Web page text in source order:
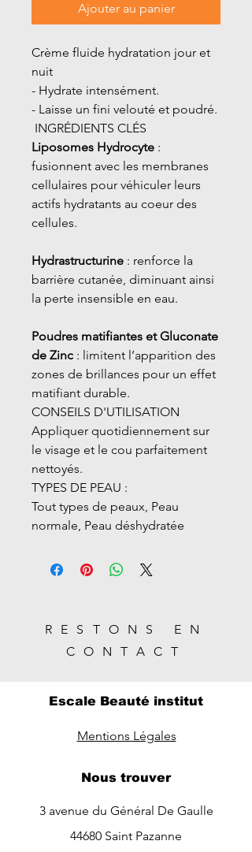
Ajouter au panier
Crème fluide hydratation jour et
nuit
- Hydrate intensément.
- Laisse un fini velouté et poudré.
INGRÉDIENTS CLÉS
Liposomes Hydrocyte :
fusionnent avec les membranes
cellulaires pour véhiculer leurs
actifs hydratants au coeur des
cellules.
Hydrastructurine : renforce la
barrière cutanée, diminuant ainsi
la perte insensible en eau.
Poudres matifiantes et Gluconate
de Zinc : limitent l’apparition des
zones de brillances pour un effet
matifiant durable.
CONSEILS D'UTILISATION
Appliquer quotidiennement sur
le visage et le cou parfaitement
nettoyés.
TYPES DE PEAU :
Tout types de peaux, Peau
normale, Peau déshydratée
RESTONS EN
CONTACT
Escale Beauté institut
Mentions Légales
Nous trouver
3 avenue du Général De Gaulle
44680 Saint Pazanne